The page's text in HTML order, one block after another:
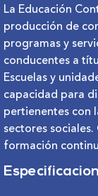
La Educación
producción de
programas y
conducentes a
Escuelas y
capacidad para
pertienentes con
sectores
formación